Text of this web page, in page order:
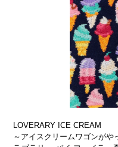
LOVERARY ICE CREAM
～アイスクリームワゴンがや